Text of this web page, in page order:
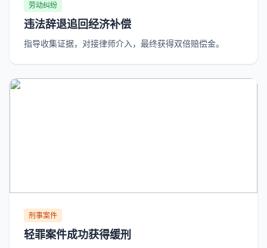
劳动纠纷
违法辞退追回经济补偿
指导收集证据，对接律师介入，最终获得双倍赔偿金。
刑事案件
轻罪案件成功获得缓刑